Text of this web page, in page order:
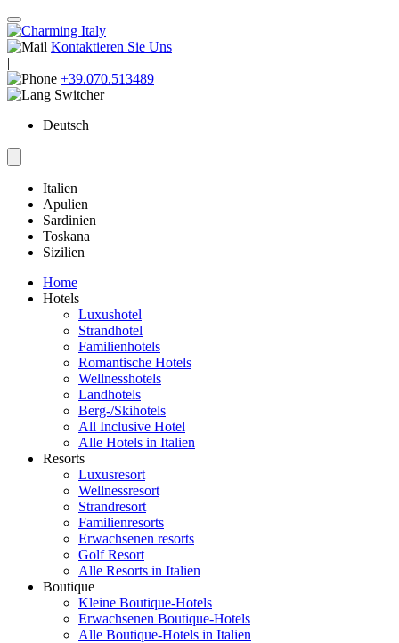
Kontaktieren Sie Uns
|
+39.070.513489
Deutsch
Italien
Apulien
Sardinien
Toskana
Sizilien
Home
Hotels
Luxushotel
Strandhotel
Familienhotels
Romantische Hotels
Wellnesshotels
Landhotels
Berg-/Skihotels
All Inclusive Hotel
Alle Hotels in Italien
Resorts
Luxusresort
Wellnessresort
Strandresort
Familienresorts
Erwachsenen resorts
Golf Resort
Alle Resorts in Italien
Boutique
Kleine Boutique-Hotels
Erwachsenen Boutique-Hotels
Alle Boutique-Hotels in Italien